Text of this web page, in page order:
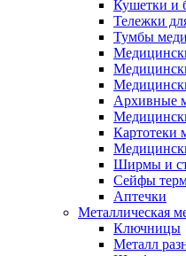
Кушетки и
Тележки
Тумбы
Архивные
Картотеки
Ширмы и
Сейфы
Аптечки
Металлическая
Ключницы
Металл